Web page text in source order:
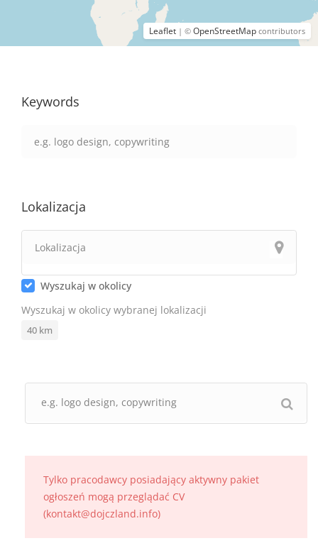
Leaflet | © OpenStreetMap contributors
Keywords
Lokalizacja
Wyszukaj w okolicy
Wyszukaj w okolicy wybranej lokalizacji
40 km
Tylko pracodawcy posiadający aktywny pakiet
ogłoszeń mogą przeglądać CV
(kontakt@dojczland.info)